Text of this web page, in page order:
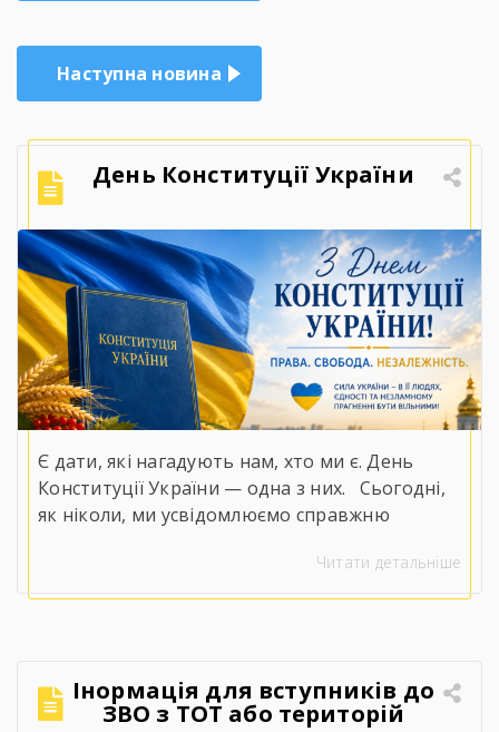
Наступна новина
День Конституції України
Є дати, які нагадують нам, хто ми є. День
Конституції України — одна з них.⠀Сьогодні,
як ніколи, ми усвідомлюємо справжню
«незалежність».⠀У непрості для нашої
держави часи положення Конституції
незламній вірі, що правда, справедливість і
Читати детальніше
Інормація для вступників до
ЗВО з ТОТ або територій